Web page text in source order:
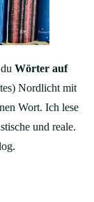
Wörter auf
Nordlicht mit
Wort. Ich lese
und reale.